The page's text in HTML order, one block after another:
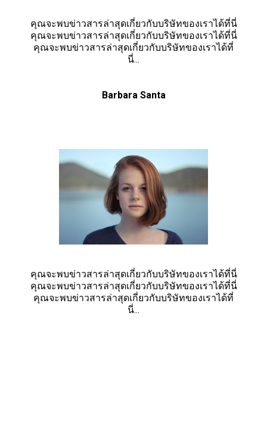
คุณจะพบข่าวสารล่าสุดเกี่ยวกับบริษัทของเราได้ที่นี่
คุณจะพบข่าวสารล่าสุดเกี่ยวกับบริษัทของเราได้ที่นี่
คุณจะพบข่าวสารล่าสุดเกี่ยวกับบริษัทของเราได้ที่
นี่...
Barbara Santa
คุณจะพบข่าวสารล่าสุดเกี่ยวกับบริษัทของเราได้ที่นี่
คุณจะพบข่าวสารล่าสุดเกี่ยวกับบริษัทของเราได้ที่นี่
คุณจะพบข่าวสารล่าสุดเกี่ยวกับบริษัทของเราได้ที่
นี่...